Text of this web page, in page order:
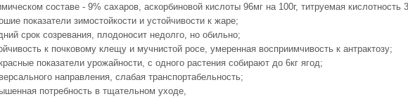
составе - 9% сахаров, аскорбиновой кислоты 96мг на 100г, титруемая кислотность
показатели зимостойкости и устойчивости к жаре;
срок созревания, плодоносит недолго, но обильно;
к почковому клещу и мучнистой росе, умеренная восприимчивость к антрактозу;
показатели урожайности, с одного растения собирают до 6кг ягод;
направления, слабая транспортабельность;
потребность в тщательном уходе,